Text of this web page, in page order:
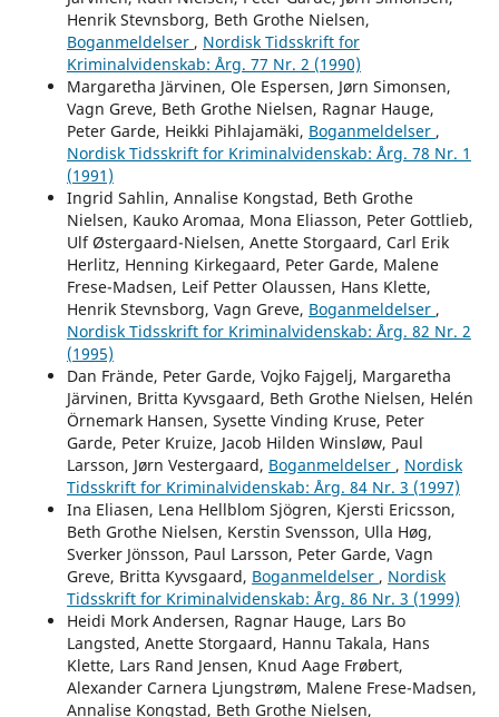
Henrik Stevnsborg, Beth Grothe Nielsen,
Boganmeldelser , Nordisk Tidsskrift for
Kriminalvidenskab: Årg. 77 Nr. 2 (1990)
Margaretha Järvinen, Ole Espersen, Jørn Simonsen,
Vagn Greve, Beth Grothe Nielsen, Ragnar Hauge,
Peter Garde, Heikki Pihlajamäki, Boganmeldelser ,
Nordisk Tidsskrift for Kriminalvidenskab: Årg. 78 Nr. 1
(1991)
Ingrid Sahlin, Annalise Kongstad, Beth Grothe
Nielsen, Kauko Aromaa, Mona Eliasson, Peter Gottlieb,
Ulf Østergaard-Nielsen, Anette Storgaard, Carl Erik
Herlitz, Henning Kirkegaard, Peter Garde, Malene
Frese-Madsen, Leif Petter Olaussen, Hans Klette,
Henrik Stevnsborg, Vagn Greve, Boganmeldelser ,
Nordisk Tidsskrift for Kriminalvidenskab: Årg. 82 Nr. 2
(1995)
Dan Frände, Peter Garde, Vojko Fajgelj, Margaretha
Järvinen, Britta Kyvsgaard, Beth Grothe Nielsen, Helén
Örnemark Hansen, Sysette Vinding Kruse, Peter
Garde, Peter Kruize, Jacob Hilden Winsløw, Paul
Larsson, Jørn Vestergaard, Boganmeldelser , Nordisk
Tidsskrift for Kriminalvidenskab: Årg. 84 Nr. 3 (1997)
Ina Eliasen, Lena Hellblom Sjögren, Kjersti Ericsson,
Beth Grothe Nielsen, Kerstin Svensson, Ulla Høg,
Sverker Jönsson, Paul Larsson, Peter Garde, Vagn
Greve, Britta Kyvsgaard, Boganmeldelser , Nordisk
Tidsskrift for Kriminalvidenskab: Årg. 86 Nr. 3 (1999)
Heidi Mork Andersen, Ragnar Hauge, Lars Bo
Langsted, Anette Storgaard, Hannu Takala, Hans
Klette, Lars Rand Jensen, Knud Aage Frøbert,
Alexander Carnera Ljungstrøm, Malene Frese-Madsen,
Annalise Kongstad, Beth Grothe Nielsen,